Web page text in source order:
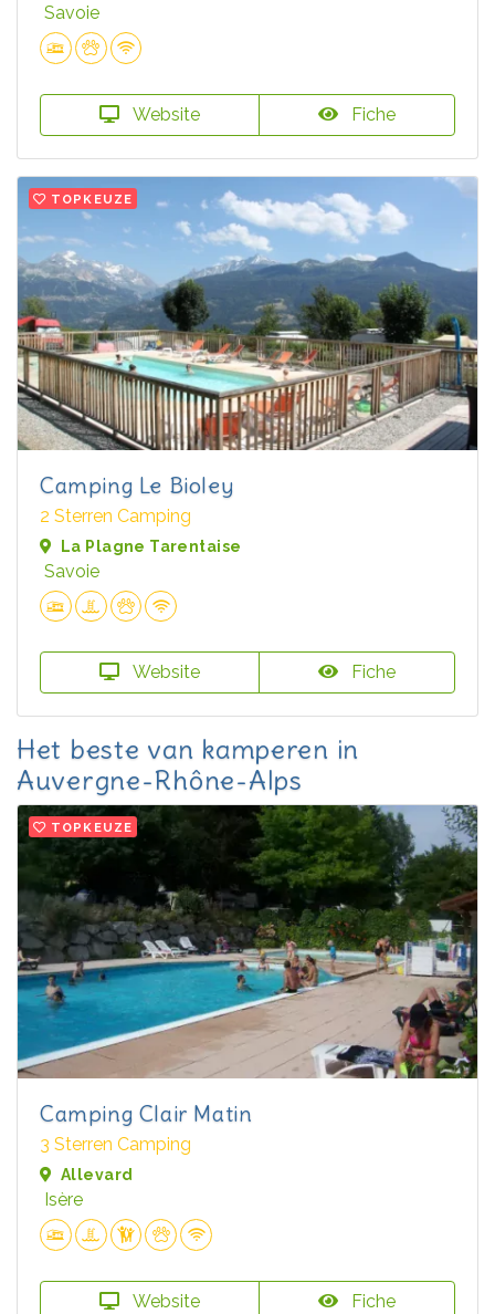
Savoie
Website Fiche
TOPKEUZE
Camping Le Bioley
2 Sterren Camping
La Plagne Tarentaise
Savoie
Website Fiche
Het beste van kamperen in
Auvergne-Rhône-Alps
TOPKEUZE
Camping Clair Matin
3 Sterren Camping
Allevard
Isère
Website Fiche